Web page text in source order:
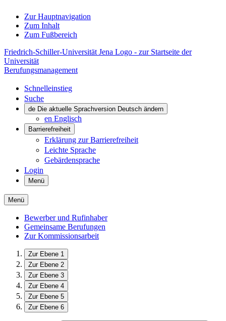
Zur Hauptnavigation
Zum Inhalt
Zum Fußbereich
Friedrich-Schiller-Universität Jena Logo - zur Startseite der
Universität
Berufungsmanagement
Schnelleinstieg
Suche
de Die aktuelle Sprachversion Deutsch ändern
en Englisch
Barrierefreiheit
Erklärung zur Barrierefreiheit
Leichte Sprache
Gebärdensprache
Login
Menü
Menü
Bewerber und Rufinhaber
Gemeinsame Berufungen
Zur Kommissionsarbeit
Zur Ebene 1
Zur Ebene 2
Zur Ebene 3
Zur Ebene 4
Zur Ebene 5
Zur Ebene 6